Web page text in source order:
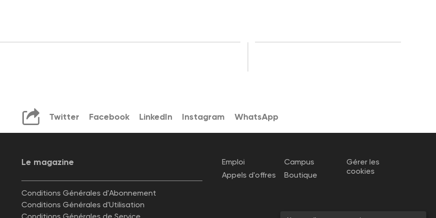
Twitter Facebook LinkedIn Instagram WhatsApp
Le magazine
Conditions Générales d'Abonnement
Conditions Générales d'Utilisation
Emploi
Appels d'offres
Campus
Boutique
Gérer les
cookies